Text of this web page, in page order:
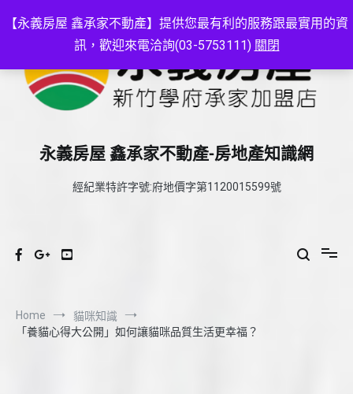
【永義房屋 鑫承家不動產】提供您最有利的服務跟最實用的資
訊，歡迎來電洽詢(03-5753111) 關閉
永義房屋 鑫承家不動產-房地產知識網
經紀業特許字號:府地價字第1120015599號
Home
貓咪知識
「養貓心得大公開」如何讓貓咪品質生活更幸福？